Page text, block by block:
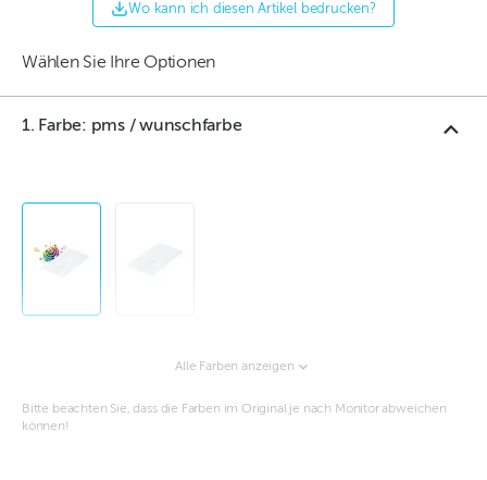
Wo kann ich diesen Artikel bedrucken?
Wählen Sie Ihre Optionen
1. Farbe: pms / wunschfarbe
Alle Farben anzeigen
Bitte beachten Sie, dass die Farben im Original je nach Monitor abweichen
können!